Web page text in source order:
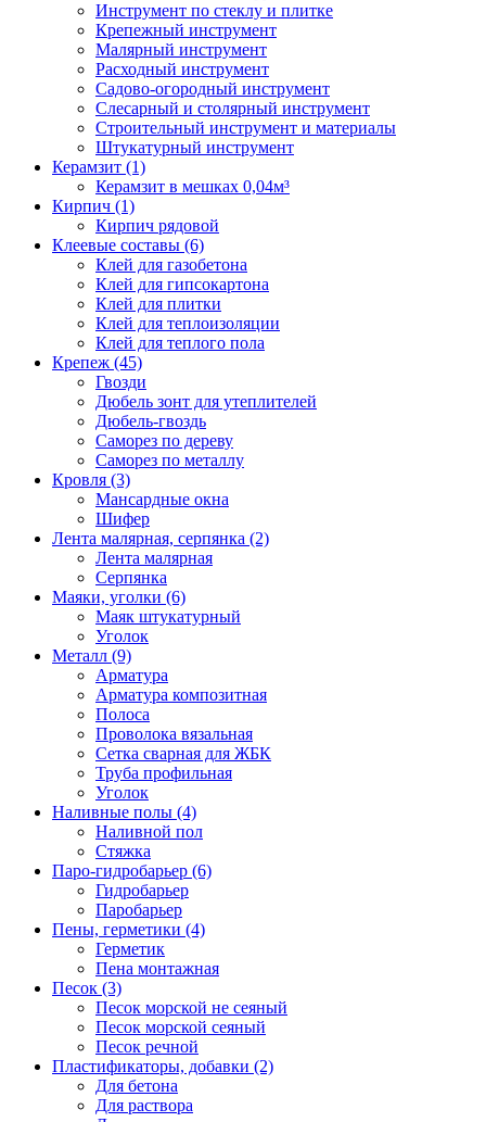
Инструмент по стеклу и плитке
Крепежный инструмент
Малярный инструмент
Расходный инструмент
Садово-огородный инструмент
Слесарный и столярный инструмент
Строительный инструмент и материалы
Штукатурный инструмент
Керамзит (1)
Керамзит в мешках 0,04м³
Кирпич (1)
Кирпич рядовой
Клеевые составы (6)
Клей для газобетона
Клей для гипсокартона
Клей для плитки
Клей для теплоизоляции
Клей для теплого пола
Крепеж (45)
Гвозди
Дюбель зонт для утеплителей
Дюбель-гвоздь
Саморез по дереву
Саморез по металлу
Кровля (3)
Мансардные окна
Шифер
Лента малярная, серпянка (2)
Лента малярная
Серпянка
Маяки, уголки (6)
Маяк штукатурный
Уголок
Металл (9)
Арматура
Арматура композитная
Полоса
Проволока вязальная
Сетка сварная для ЖБК
Труба профильная
Уголок
Наливные полы (4)
Наливной пол
Стяжка
Паро-гидробарьер (6)
Гидробарьер
Паробарьер
Пены, герметики (4)
Герметик
Пена монтажная
Песок (3)
Песок морской не сеяный
Песок морской сеяный
Песок речной
Пластификаторы, добавки (2)
Для бетона
Для раствора